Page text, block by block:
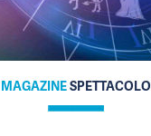
MAGAZINESPETTACOLO